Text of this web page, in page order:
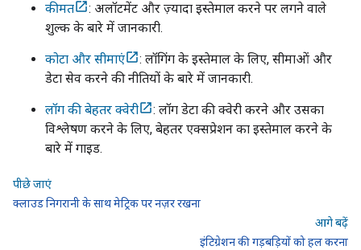
कीमत
: अलॉटमेंट और ज़्यादा इस्तेमाल करने पर लगने वाले
शुल्क के बारे में जानकारी.
कोटा और सीमाएं
: लॉगिंग के इस्तेमाल के लिए, सीमाओं और
डेटा सेव करने की नीतियों के बारे में जानकारी.
लॉग की बेहतर क्वेरी
: लॉग डेटा की क्वेरी करने और उसका
विश्लेषण करने के लिए, बेहतर एक्सप्रेशन का इस्तेमाल करने के
बारे में गाइड.
पीछे जाएं
क्लाउड निगरानी के साथ मेट्रिक पर नज़र रखना
आगे बढ़ें
इंटिग्रेशन की गड़बड़ियों को हल करना